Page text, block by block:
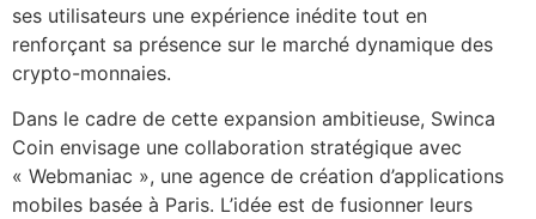
ses utilisateurs une expérience inédite tout en
renforçant sa présence sur le marché dynamique des
crypto-monnaies.
Dans le cadre de cette expansion ambitieuse, Swinca
Coin envisage une collaboration stratégique avec
« Webmaniac », une agence de création d’applications
mobiles basée à Paris. L’idée est de fusionner leurs